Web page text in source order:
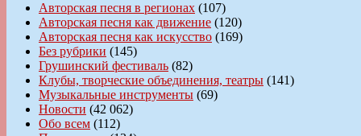
Авторская песня в регионах (107)
Авторская песня как движение (120)
Авторская песня как искусство (169)
Без рубрики (145)
Грушинский фестиваль (82)
Клубы, творческие объединения, театры (141)
Музыкальные инструменты (69)
Новости (42 062)
Обо всем (112)